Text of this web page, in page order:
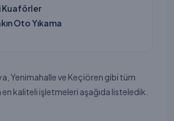
Kuaförler
Oto Yıkama
Yenimahalle ve Keçiören gibi tüm
kaliteli işletmeleri aşağıda listeledik.